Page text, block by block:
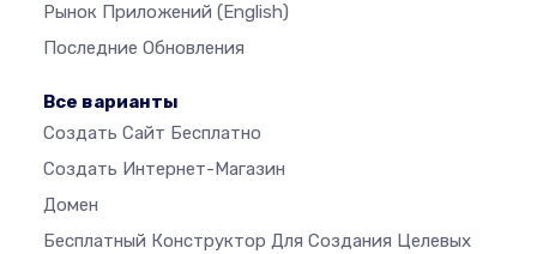
Рынок Приложений (English)
Последние Обновления
Все варианты
Создать Сайт Бесплатно
Создать Интернет-Магазин
Домен
Бесплатный Конструктор Для Создания Целевых